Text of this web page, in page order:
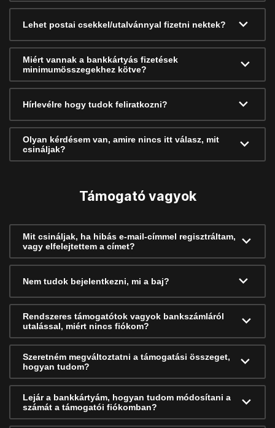
Lehet postai csekkel/utalvánnyal fizetni nektek?
Miért vannak a bankkártyás fizetések
minimumösszegekhez kötve?
Hírlevélre hogy tudok feliratkozni?
Olyan kérdésem van, amire nincs itt válasz, mit
csináljak?
Támogató vagyok
Mit csináljak, ha hibás e-mail-címmel regisztráltam,
vagy elfelejtettem a címet?
Nem tudok bejelentkezni, mi a baj?
Rendszeres támogatótok vagyok bankszámláról
utalással, miért nincs fiókom?
Szeretném megváltoztatni a támogatási összeget,
hogyan tudom?
Lejár a bankkártyám, hogyan tudom módosítani a
számát a támogatói fiókomban?